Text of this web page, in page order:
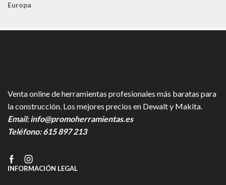
Europa
Venta online de herramientas profesionales más baratas para
la construcción. Los mejores precios en Dewalt y Makita.
Email:info@promoherramientas.es
Teléfono:615 897 213
FacebookInstagram
INFORMACIÓN LEGAL